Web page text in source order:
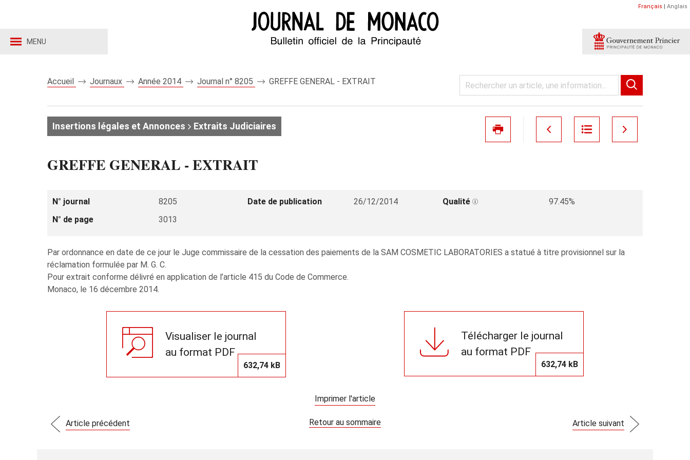
MENU
Français | Anglais
Accueil Journaux Année 2014 Journal n° 8205 GREFFE GENERAL - EXTRAIT
Insertions légales et Annonces Extraits Judiciaires
GREFFE GENERAL - EXTRAIT
N° journal 8205 Date de publication 26/12/2014 Qualité
97.45%
N° de page
3013
Par ordonnance en date de ce jour le Juge commissaire de la cessation des paiements de la SAM COSMETIC LABORATORIES a statué à titre provisionnel sur la
réclamation formulée par M. G. C.
Pour extrait conforme délivré en application de l’article 415 du Code de Commerce.
Monaco, le 16 décembre 2014.
Visualiser le journal
au format PDF
632,74 kB
Télécharger le journal
au format PDF
632,74 kB
Imprimer l'article
Article précédent Retour au sommaire Article suivant